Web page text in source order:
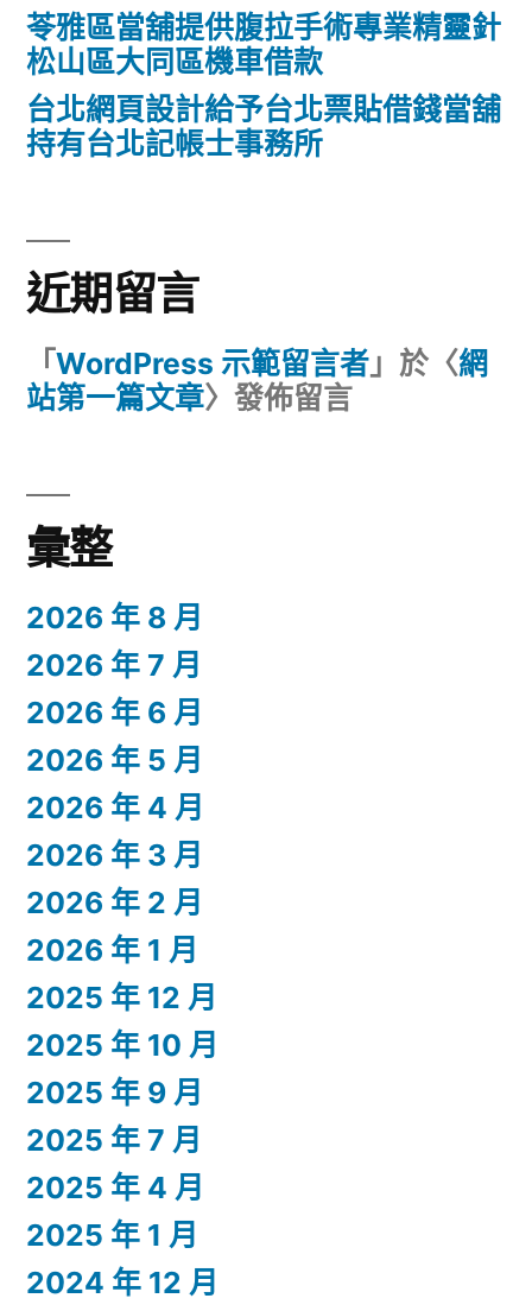
苓雅區當舖提供腹拉手術專業精靈針
松山區大同區機車借款
台北網頁設計給予台北票貼借錢當舖
持有台北記帳士事務所
近期留言
「 WordPress 示範留言者 」於〈網
站第一篇文章〉發佈留言
彙整
2026 年 8 月
2026 年 7 月
2026 年 6 月
2026 年 5 月
2026 年 4 月
2026 年 3 月
2026 年 2 月
2026 年 1 月
2025 年 12 月
2025 年 10 月
2025 年 9 月
2025 年 7 月
2025 年 4 月
2025 年 1 月
2024 年 12 月